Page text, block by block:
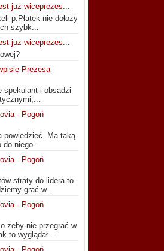
już wiceprezes...
p.Płatek nie dołoży
szybk...
już wiceprezes...
Prezesa
spekulant i obsadzi
- Pogoń
powiedzieć. Ma taką
do niego...
- Pogoń
straty do lidera to
grać w...
- Pogoń
żeby nie przegrać w
to wyglądał...